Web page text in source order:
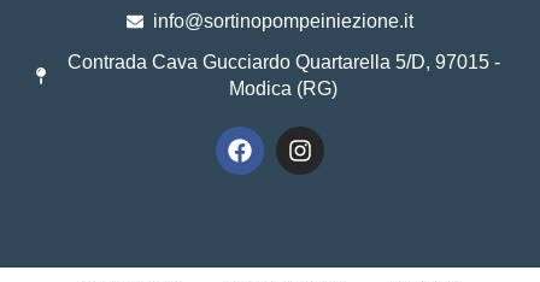
info@sortinopompeiniezione.it
Contrada Cava Gucciardo Quartarella 5/D, 97015 -
Modica (RG)